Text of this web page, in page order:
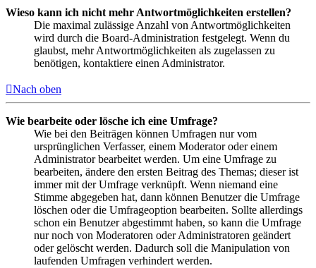
Wieso kann ich nicht mehr Antwortmöglichkeiten erstellen?
Die maximal zulässige Anzahl von Antwortmöglichkeiten
wird durch die Board-Administration festgelegt. Wenn du
glaubst, mehr Antwortmöglichkeiten als zugelassen zu
benötigen, kontaktiere einen Administrator.
Nach oben
Wie bearbeite oder lösche ich eine Umfrage?
Wie bei den Beiträgen können Umfragen nur vom
ursprünglichen Verfasser, einem Moderator oder einem
Administrator bearbeitet werden. Um eine Umfrage zu
bearbeiten, ändere den ersten Beitrag des Themas; dieser ist
immer mit der Umfrage verknüpft. Wenn niemand eine
Stimme abgegeben hat, dann können Benutzer die Umfrage
löschen oder die Umfrageoption bearbeiten. Sollte allerdings
schon ein Benutzer abgestimmt haben, so kann die Umfrage
nur noch von Moderatoren oder Administratoren geändert
oder gelöscht werden. Dadurch soll die Manipulation von
laufenden Umfragen verhindert werden.